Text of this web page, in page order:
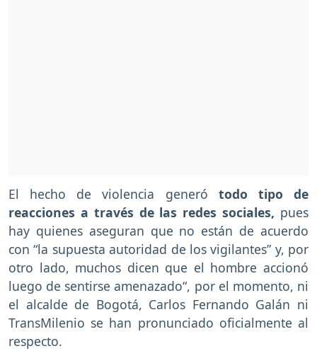
El hecho de violencia generó todo tipo de
reacciones a través de las redes sociales, pues
hay quienes aseguran que no están de acuerdo
con “la supuesta autoridad de los vigilantes” y, por
otro lado, muchos dicen que el hombre accionó
luego de sentirse amenazado“, por el momento, ni
el alcalde de Bogotá, Carlos Fernando Galán ni
TransMilenio se han pronunciado oficialmente al
respecto.